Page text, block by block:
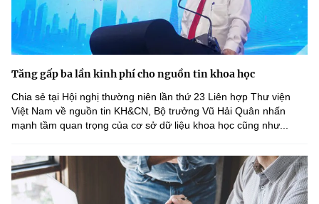
Tăng gấp ba lần kinh phí cho nguồn tin khoa học
Chia sẻ tại Hội nghị thường niên lần thứ 23 Liên hợp Thư viện
Việt Nam về nguồn tin KH&CN, Bộ trưởng Vũ Hải Quân nhấn
mạnh tầm quan trọng của cơ sở dữ liệu khoa học cũng như...